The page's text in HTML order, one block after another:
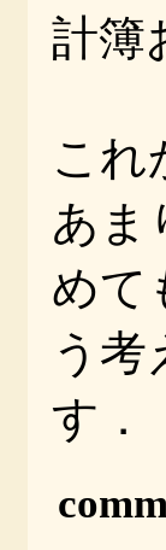
計簿
これ
あま
めて
う考
す．